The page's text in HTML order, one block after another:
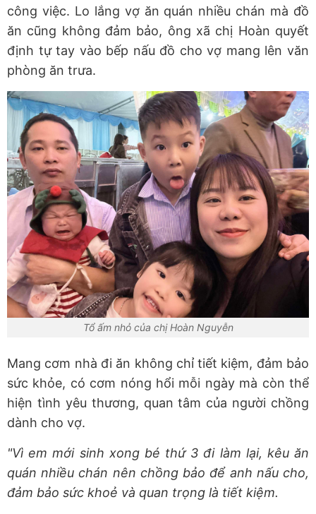
công việc. Lo lắng vợ ăn quán nhiều chán mà đồ
ăn cũng không đảm bảo, ông xã chị Hoàn quyết
định tự tay vào bếp nấu đồ cho vợ mang lên văn
phòng ăn trưa.
Tổ ấm nhỏ của chị Hoàn Nguyễn
Mang cơm nhà đi ăn không chỉ tiết kiệm, đảm bảo
sức khỏe, có cơm nóng hổi mỗi ngày mà còn thể
hiện tình yêu thương, quan tâm của người chồng
dành cho vợ.
"Vì em mới sinh xong bé thứ 3 đi làm lại, kêu ăn
quán nhiều chán nên chồng bảo để anh nấu cho,
đảm bảo sức khoẻ và quan trọng là tiết kiệm.